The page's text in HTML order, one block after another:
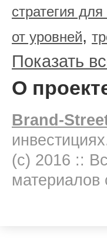
стратегия
от уровней,
Показать
О
Brand-
(c) 2016 ::
материалов